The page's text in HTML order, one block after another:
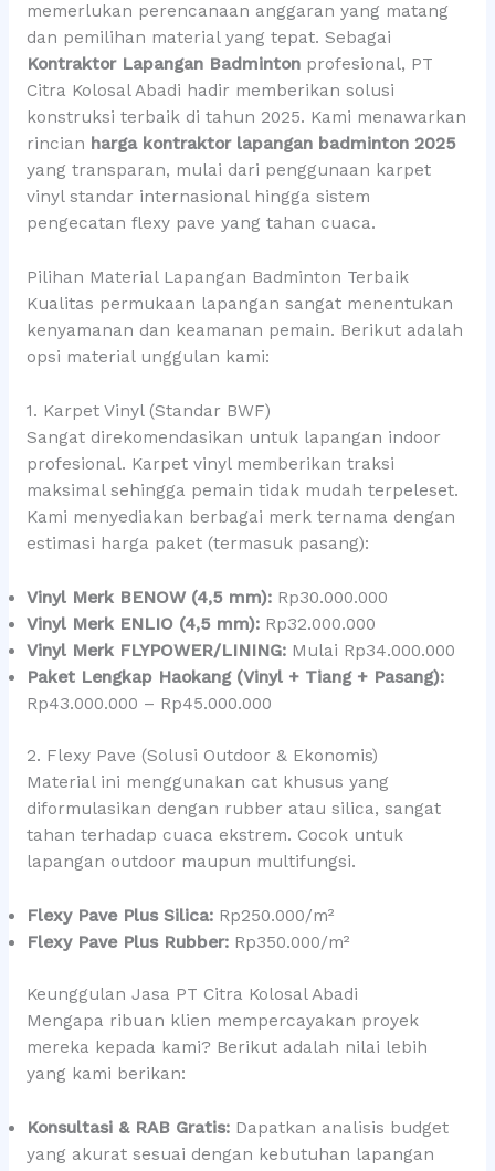
memerlukan perencanaan anggaran yang matang
dan pemilihan material yang tepat. Sebagai
Kontraktor Lapangan Badmintonprofesional, PT
Citra Kolosal Abadi hadir memberikan solusi
konstruksi terbaik di tahun 2025. Kami menawarkan
rincian harga kontraktor lapangan badminton 2025
yang transparan, mulai dari penggunaan karpet
vinyl standar internasional hingga sistem
pengecatan flexy pave yang tahan cuaca.
Pilihan Material Lapangan Badminton Terbaik
Kualitas permukaan lapangan sangat menentukan
kenyamanan dan keamanan pemain. Berikut adalah
opsi material unggulan kami:
1. Karpet Vinyl (Standar BWF)
Sangat direkomendasikan untuk lapangan indoor
profesional. Karpet vinyl memberikan traksi
maksimal sehingga pemain tidak mudah terpeleset.
Kami menyediakan berbagai merk ternama dengan
estimasi harga paket (termasuk pasang):
Vinyl Merk BENOW (4,5 mm):Rp30.000.000
Vinyl Merk ENLIO (4,5 mm):Rp32.000.000
Vinyl Merk FLYPOWER/LINING:Mulai Rp34.000.000
Paket Lengkap Haokang (Vinyl + Tiang + Pasang):
Rp43.000.000 – Rp45.000.000
2. Flexy Pave (Solusi Outdoor & Ekonomis)
Material ini menggunakan cat khusus yang
diformulasikan dengan rubber atau silica, sangat
tahan terhadap cuaca ekstrem. Cocok untuk
lapangan outdoor maupun multifungsi.
Flexy Pave Plus Silica:Rp250.000/m²
Flexy Pave Plus Rubber:Rp350.000/m²
Keunggulan Jasa PT Citra Kolosal Abadi
Mengapa ribuan klien mempercayakan proyek
mereka kepada kami? Berikut adalah nilai lebih
yang kami berikan:
Konsultasi & RAB Gratis:Dapatkan analisis budget
yang akurat sesuai dengan kebutuhan lapangan